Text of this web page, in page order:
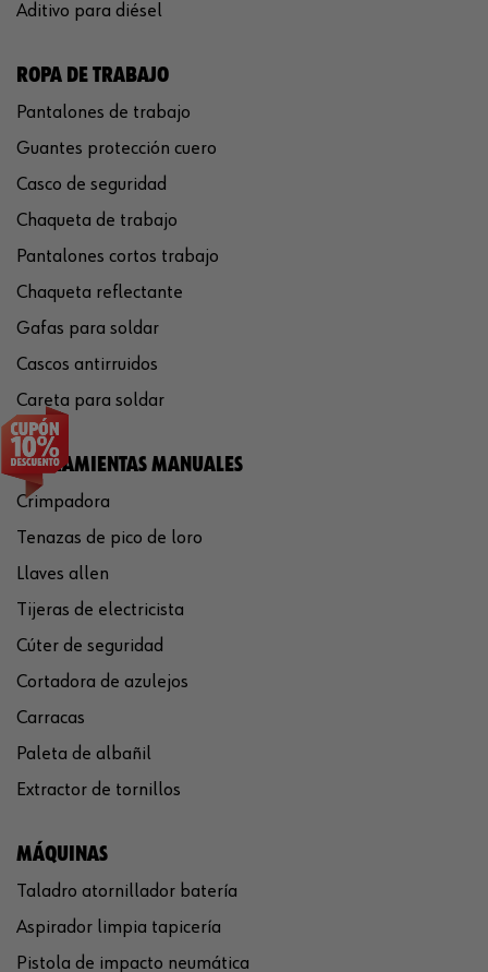
Aditivo para diésel
ROPA DE TRABAJO
Pantalones de trabajo
Guantes protección cuero
Casco de seguridad
Chaqueta de trabajo
Pantalones cortos trabajo
Chaqueta reflectante
Gafas para soldar
Cascos antirruidos
Careta para soldar
HERRAMIENTAS MANUALES
Crimpadora
Tenazas de pico de loro
Llaves allen
Tijeras de electricista
Cúter de seguridad
Cortadora de azulejos
Carracas
Paleta de albañil
Extractor de tornillos
MÁQUINAS
Taladro atornillador batería
Aspirador limpia tapicería
Pistola de impacto neumática